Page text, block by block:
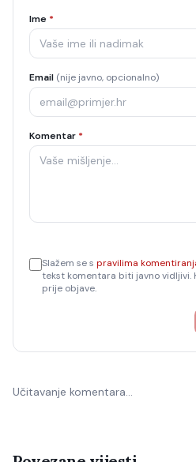
Ime *
Email (nije javno, opcionalno)
Komentar *
Slažem se s pravilima
tekst komentara biti javno vidljivi.
prije objave.
Učitavanje komentara…